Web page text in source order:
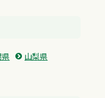
山梨県